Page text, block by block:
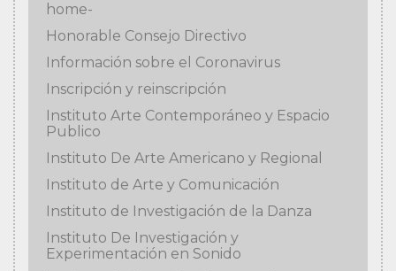
home-
Honorable Consejo Directivo
Información sobre el Coronavirus
Inscripción y reinscripción
Instituto Arte Contemporáneo y Espacio
Publico
Instituto De Arte Americano y Regional
Instituto de Arte y Comunicación
Instituto de Investigación de la Danza
Instituto De Investigación y
Experimentación en Sonido